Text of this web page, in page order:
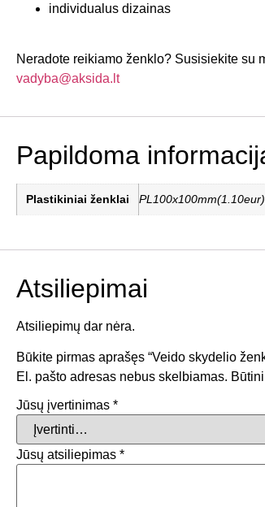
individualus dizainas
Neradote reikiamo ženklo? Susisiekite su
vadyba@aksida.lt
Papildoma
Plastikiniai ženklai
Atsiliepimai
Atsiliepimų dar nėra.
Būkite pirmas aprašęs “Veido skydelio
El. pašto adresas nebus skelbiamas.
Jūsų įvertinimas *
Jūsų atsiliepimas *